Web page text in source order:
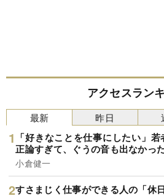
アクセスラン
最新
「好きなことを仕事にしたい」
正論すぎて、ぐうの音も出なかっ
小倉健一
すさまじく仕事ができる人の「休
昨日